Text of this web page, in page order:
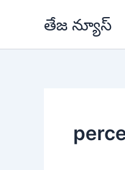
తేజ న్యూస్